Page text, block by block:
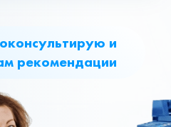
и
рекомендации